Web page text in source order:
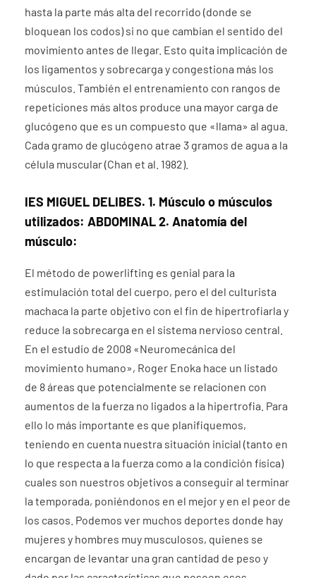
hasta la parte más alta del recorrido (donde se
bloquean los codos) si no que cambian el sentido del
movimiento antes de llegar. Esto quita implicación de
los ligamentos y sobrecarga y congestiona más los
músculos. También el entrenamiento con rangos de
repeticiones más altos produce una mayor carga de
glucógeno que es un compuesto que «llama» al agua.
Cada gramo de glucógeno atrae 3 gramos de agua a la
célula muscular (Chan et al. 1982).
IES MIGUEL DELIBES. 1. Músculo o músculos
utilizados: ABDOMINAL 2. Anatomía del
músculo:
El método de powerlifting es genial para la
estimulación total del cuerpo, pero el del culturista
machaca la parte objetivo con el fin de hipertrofiarla y
reduce la sobrecarga en el sistema nervioso central.
En el estudio de 2008 «Neuromecánica del
movimiento humano», Roger Enoka hace un listado
de 8 áreas que potencialmente se relacionen con
aumentos de la fuerza no ligados a la hipertrofia. Para
ello lo más importante es que planifiquemos,
teniendo en cuenta nuestra situación inicial (tanto en
lo que respecta a la fuerza como a la condición física)
cuales son nuestros objetivos a conseguir al terminar
la temporada, poniéndonos en el mejor y en el peor de
los casos. Podemos ver muchos deportes donde hay
mujeres y hombres muy musculosos, quienes se
encargan de levantar una gran cantidad de peso y